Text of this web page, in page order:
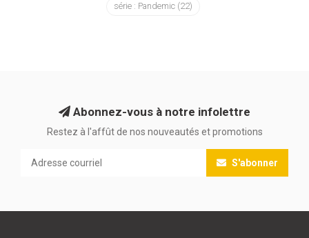
série : Pandemic (22)
Abonnez-vous à notre infolettre
Restez à l'affût de nos nouveautés et promotions
S'abonner